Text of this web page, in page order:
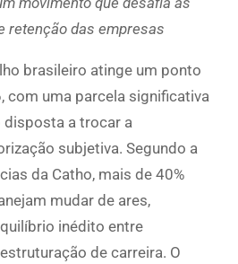
retenção das empresas
brasileiro atinge um ponto
com uma parcela significativa
a trocar a
subjetiva. Segundo a
da Catho, mais de 40%
mudar de ares,
inédito entre
de carreira. O